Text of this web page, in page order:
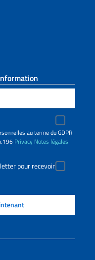
au terme du GDPR
Privacy Notes légales
pour recevoir